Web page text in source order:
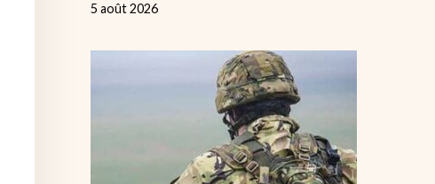
5 août 2026